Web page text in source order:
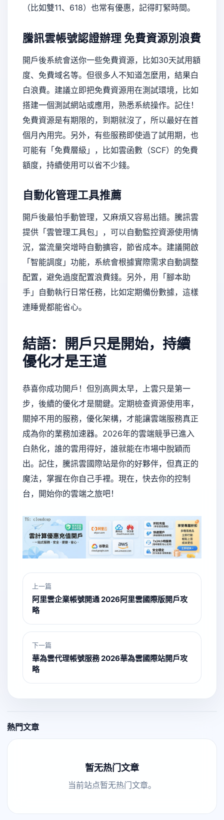
（比如雙11、618）也常有優惠，記得盯緊時間。
騰訊雲帳號認證辦理 免費資源別浪費
開戶後系統會送你一些免費資源，比如30天試用額
度、免費域名等。但很多人不知道怎麼用，結果白
白浪費。建議立即把免費資源用在測試環境，比如
搭建一個測試網站或應用，熟悉系統操作。記住！
免費資源是有期限的，到期就沒了，所以最好在首
個月內用完。另外，有些服務即使過了試用期，也
可能有「免費層級」，比如雲函數（SCF）的免費
額度，持續使用可以省不少錢。
自動化管理工具推薦
開戶後最怕手動管理，又麻煩又容易出錯。騰訊雲
提供「雲管理工具包」，可以自動監控資源使用情
況，當流量突增時自動擴容，節省成本。建議開啟
「智能調度」功能，系統會根據實際需求自動調整
配置，避免過度配置浪費錢。另外，用「腳本助
手」自動執行日常任務，比如定期備份數據，這樣
連睡覺都能省心。
結語：開戶只是開始，持續
優化才是王道
恭喜你成功開戶！但別高興太早，上雲只是第一
步，後續的優化才是關鍵。定期檢查資源使用率，
關掉不用的服務，優化架構，才能讓雲端服務真正
成為你的業務加速器。2026年的雲端競爭已進入
白熱化，誰的雲用得好，誰就能在市場中脫穎而
出。記住，騰訊雲國際站是你的好夥伴，但真正的
魔法，掌握在你自己手裡。現在，快去你的控制
台，開始你的雲端之旅吧！
上一篇
阿里雲企業帳號開通 2026阿里雲國際版開戶攻
略
下一篇
華為雲代理帳號服務 2026華為雲國際站開戶攻
略
熱門文章
暂无热门文章
当前站点暂无热门文章。